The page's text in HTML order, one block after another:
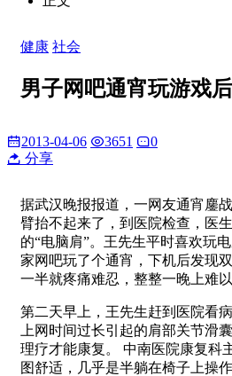
健康 社会
男子网吧通宵玩游戏
2013-04-06 3651
0
分享
据武汉晚报报道，一网友通宵鏖
臂抬不起来了，到医院检查，医
的“电脑肩”。王先生平时喜欢玩
家网吧玩了个通宵，下机后发现
一半就疼痛难忍，整整一晚上难以
第二天早上，王先生赶到医院看
上网时间过长引起的肩部关节滑
理疗才能康复。 中南医院康复科
图舒适，几乎是半躺在椅子上操